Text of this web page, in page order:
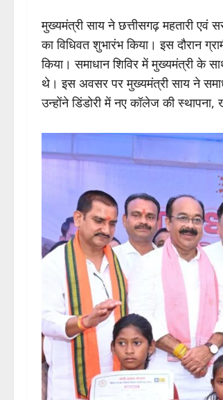
मुख्यमंत्री साय ने छत्तीसगढ़ महतारी एवं
का विधिवत शुभारंभ किया। इस दौरान
किया। समाधान शिविर में मुख्यमंत्री के
थे। इस अवसर पर मुख्यमंत्री साय ने
उन्होंने डिंडोरी में नए कॉलेज की स्थापना,